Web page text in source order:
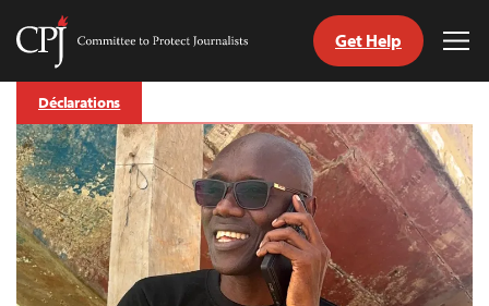
Skip
content
Committee
Journalists
Get Help
Déclarations